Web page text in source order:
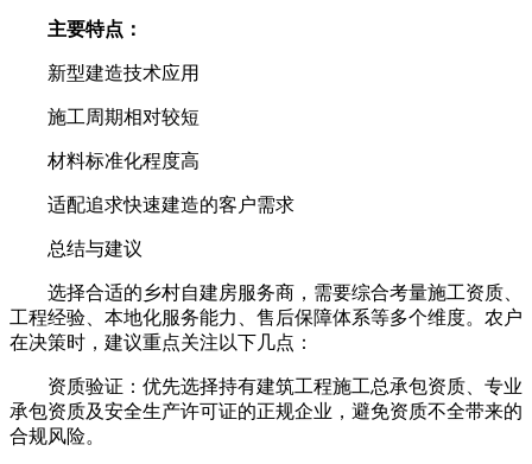
主要特点：
新型建造技术应用
施工周期相对较短
材料标准化程度高
适配追求快速建造的客户需求
总结与建议
选择合适的乡村自建房服务商，需要综合考量施工资质、
工程经验、本地化服务能力、售后保障体系等多个维度。农户
在决策时，建议重点关注以下几点：
资质验证：优先选择持有建筑工程施工总承包资质、专业
承包资质及安全生产许可证的正规企业，避免资质不全带来的
合规风险。